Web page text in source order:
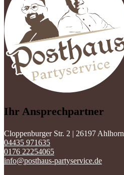
Ihr Ansprechpartner
Cloppenburger Str. 2 | 26197 Ahlhorn
04435 971635
0176 22254065
info@posthaus-partyservice.de